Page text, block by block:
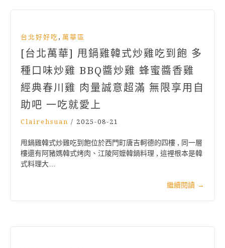
台北好好吃 , 萬華區
[台北萬華] 甩鍋雞韓式炒雞吃到飽 多
種口味炒雞 BBQ醬炒雞 蜂蜜醬香雞
經典春川雞 肉量誠意超滿 無限享用自
助吧 一吃就愛上
Clairehsuan / 2025-08-21
甩鍋雞韓式炒雞吃到飽位於西門町唐吉軻德的四樓 , 同一層
樓還有阿豬媽韓式烤肉、江陵阿嬤韓鍋料理 , 這裡根本是韓
式料理大…
繼續閱讀 →